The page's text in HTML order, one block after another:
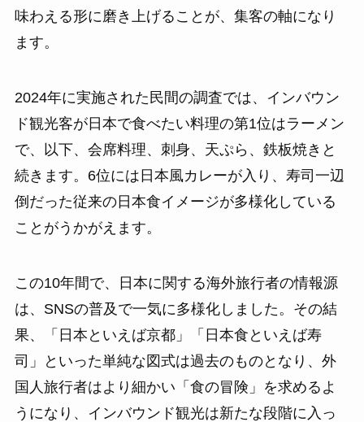
味わえる形に磨き上げることが、集客の軸になり
ます。
2024年に実施された民間の調査では、インバウン
ド観光客が日本で食べたい料理の第1位はラーメン
で、以下、会席料理、刺身、天ぷら、鉄板焼きと
続きます。6位には日本風カレーが入り、寿司一辺
倒だった従来の日本食イメージが多様化している
ことがうかがえます。
この10年間で、日本に関する海外旅行者の情報源
は、SNSの普及で一気に多様化しました。その結
果、「日本といえば京都」「日本食といえば寿
司」といった単純な図式は過去のものとなり、外
国人旅行者はより細かい「食の冒険」を求めるよ
うになり、インバウンド観光は新たな段階に入っ